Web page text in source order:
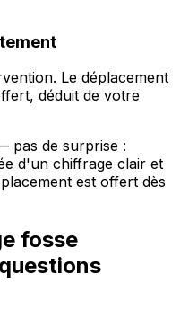
Le déplacement
déduit de votre
pas de surprise :
d'un chiffrage clair et
est offert dès
fosse